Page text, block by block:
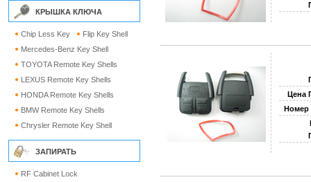
КРЫШКА КЛЮЧА
Chip Less Key
Flip Key Shell
Mercedes-Benz Key Shell
TOYOTA Remote Key Shells
LEXUS Remote Key Shells
HONDA Remote Key Shells
BMW Remote Key Shells
Chrysler Remote Key Shell
ЗАПИРАТЬ
RF Cabinet Lock
Цена
Номер